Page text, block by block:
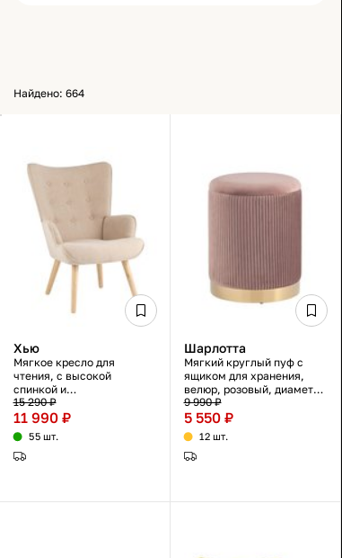
Найдено: 664
Хью
Мягкое кресло для
чтения, с высокой
спинкой и
подлокотниками,
рогожка, бежевый, на
деревянных ножках из
гевеи
15 290 ₽
11 990 ₽
55 шт.
Шарлотта
Мягкий круглый пуф с
ящиком для хранения,
велюр, розовый, диаметр
36 см, золотой
металлический каркас
9 990 ₽
5 550 ₽
12 шт.